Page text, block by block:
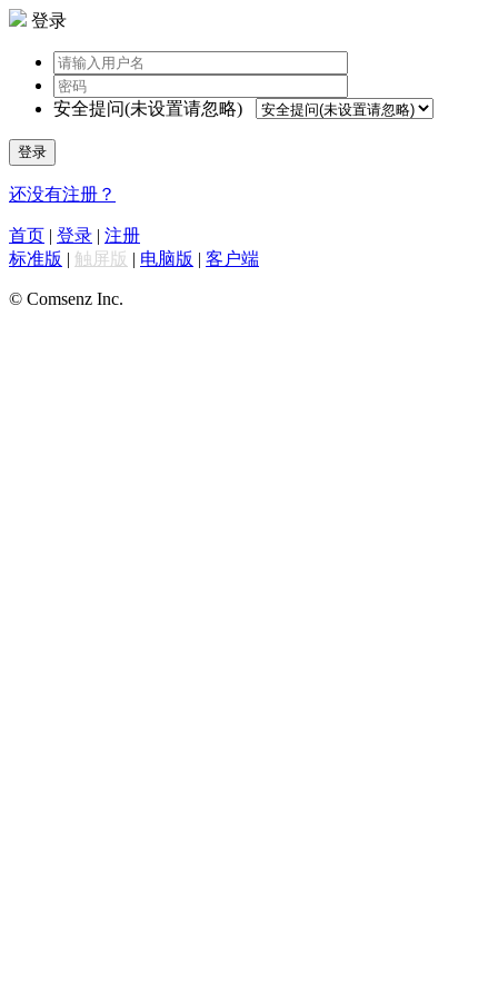
登录
安全提问(未设置请忽略)
登录
还没有注册？
首页 | 登录 | 注册
标准版 | 触屏版 | 电脑版 | 客户端
© Comsenz Inc.